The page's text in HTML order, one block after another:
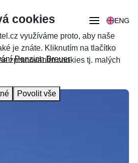
ENG
Penzion Breuer
cookies
využíváme proto, aby naše
je znáte. Kliknutím na tlačítko
zpracováním cookies tj. malých
Povolit vše